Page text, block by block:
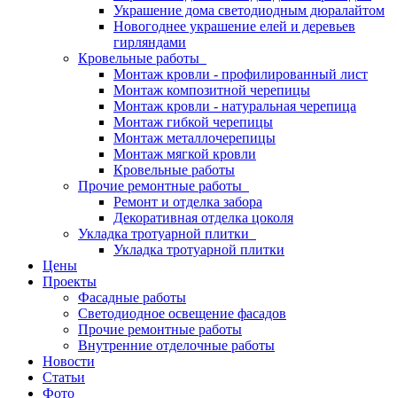
Украшение дома светодиодным дюралайтом
Новогоднее украшение елей и деревьев
гирляндами
Кровельные работы
Монтаж кровли - профилированный лист
Монтаж композитной черепицы
Монтаж кровли - натуральная черепица
Монтаж гибкой черепицы
Монтаж металлочерепицы
Монтаж мягкой кровли
Кровельные работы
Прочие ремонтные работы
Ремонт и отделка забора
Декоративная отделка цоколя
Укладка тротуарной плитки
Укладка тротуарной плитки
Цены
Проекты
Фасадные работы
Светодиодное освещение фасадов
Прочие ремонтные работы
Внутренние отделочные работы
Новости
Статьи
Фото